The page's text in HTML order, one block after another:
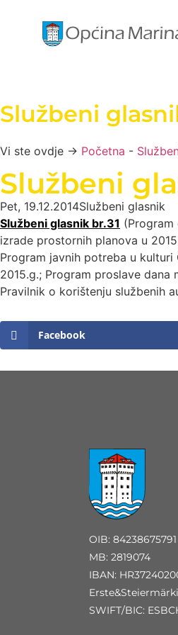
Službeni
Vi ste ovdje → Početna -
Službeni
Pet, 19.12.2014Službeni glasnik
Službeni glasnik br.31
izrade prostornih planova u
Program javnih potreba u kulturi
2015.g.; Program proslave
Pravilnik o korištenju službenih
Facebook
OIB: 84238675791
MB: 2819074
IBAN:
SWIFT/BIC: